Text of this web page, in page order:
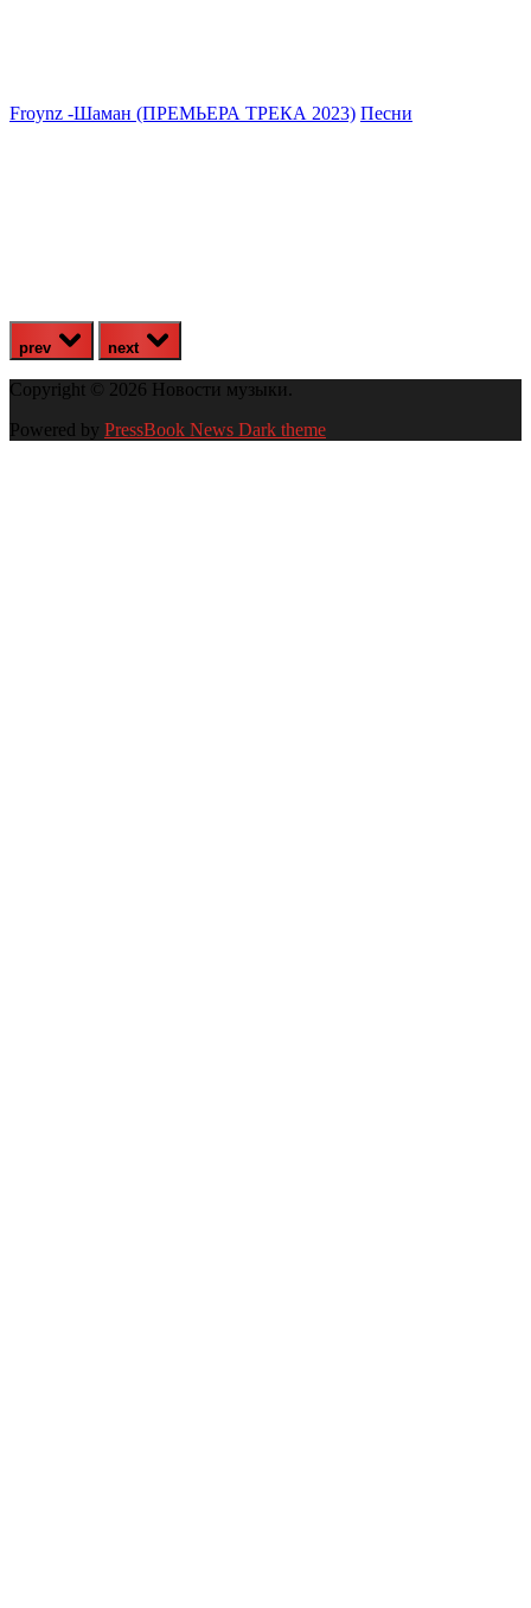
Froynz -Шаман (ПРЕМЬЕРА ТРЕКА 2023) Песни
prev next
Copyright © 2026 Новости музыки.
Powered by PressBook News Dark theme